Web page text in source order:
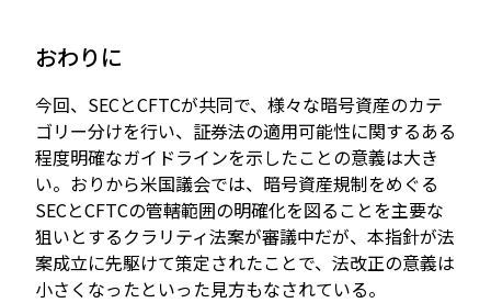
おわりに
今回、SECとCFTCが共同で、様々な暗号資産のカテ
ゴリー分けを行い、証券法の適用可能性に関するある
程度明確なガイドラインを示したことの意義は大き
い。おりから米国議会では、暗号資産規制をめぐる
SECとCFTCの管轄範囲の明確化を図ることを主要な
狙いとするクラリティ法案が審議中だが、本指針が法
案成立に先駆けて策定されたことで、法改正の意義は
小さくなったといった見方もなされている。